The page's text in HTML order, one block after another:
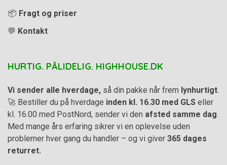
📦 Fragt og priser
💬 Kontakt
HURTIG. PÅLIDELIG. HIGHHOUSE.DK
Vi sender alle hverdage, så din pakke når frem lynhurtigt
🚀 Bestiller du på hverdage inden kl. 16.30 med GLS eller
kl. 16.00 med PostNord, sender vi den afsted samme dag
Med mange års erfaring sikrer vi en oplevelse uden
problemer hver gang du handler – og vi giver 365 dages
returret.